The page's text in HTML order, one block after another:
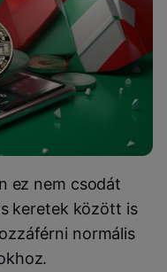
ez nem csodát
keretek között is
normális